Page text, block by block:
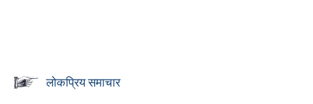
लोकप्रिय समाचार